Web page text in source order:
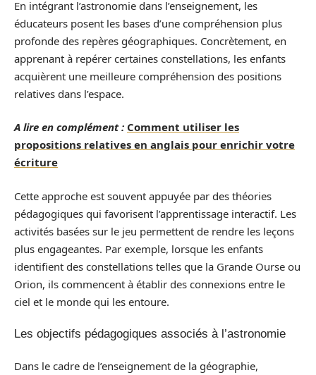
En intégrant l’astronomie dans l’enseignement, les
éducateurs posent les bases d’une compréhension plus
profonde des repères géographiques. Concrètement, en
apprenant à repérer certaines constellations, les enfants
acquièrent une meilleure compréhension des positions
relatives dans l’espace.
A lire en complément : Comment utiliser les
propositions relatives en anglais pour enrichir votre
écriture
Cette approche est souvent appuyée par des théories
pédagogiques qui favorisent l’apprentissage interactif. Les
activités basées sur le jeu permettent de rendre les leçons
plus engageantes. Par exemple, lorsque les enfants
identifient des constellations telles que la Grande Ourse ou
Orion, ils commencent à établir des connexions entre le
ciel et le monde qui les entoure.
Les objectifs pédagogiques associés à l’astronomie
Dans le cadre de l’enseignement de la géographie,